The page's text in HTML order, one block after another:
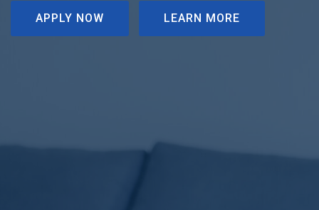
APPLY NOW LEARN MORE